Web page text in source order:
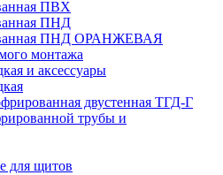
ПВХ
ПНД
ПНД ОРАНЖЕВАЯ
монтажа
и аксессуары
двустенная ТГД-Г
трубы и
для щитов